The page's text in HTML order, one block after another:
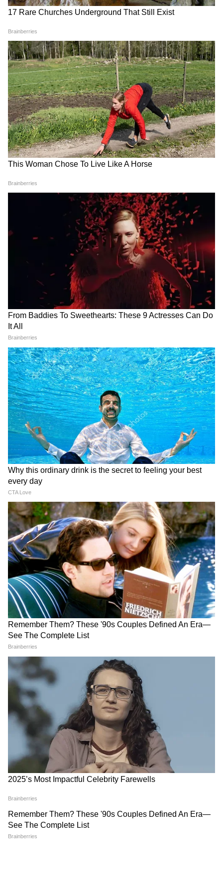
गया। उन्होंने आगे बताया कि FIR दर्ज कर ली गई है
J&K Deputy CM Convoy
Accident: जम्मू में डिप्टी CM के
काफिले की गाड़ी ने शख्स को मारी
टक्कर, बिहार के व्यक्ति की मौत
Maharashtra Milk Prices: 11
अगस्त से बदल जाएगा दूध का रेट,
महाराष्ट्र में ₹2 प्रति लीटर बढ़ी कीमत,
जानें क्यों लिया गया फैसला
‘इस्लामिक NATO’ प्लान? भारत-
इज़राइल को लेकर ख्वाजा आसिफ
AIADMK ने क्यों किया बायकॉट?
Modi in IIT Delhi: '1 लाख करोड़..अंग्रेजी में
बोलूं', देश के युवाओं को Modi ने दिया बहुत बड़ा
देर रात Rishabh Pant की इस शिकायत पर
CM Pushkar Dhami की पहली प्रतिक्रिया